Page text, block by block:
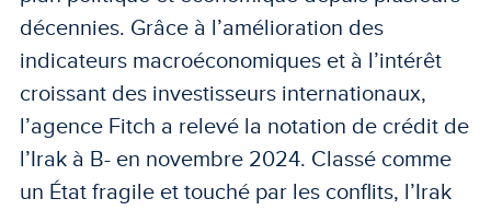
décennies. Grâce à l’amélioration des
indicateurs macroéconomiques et à l’intérêt
croissant des investisseurs internationaux,
l’agence Fitch a relevé la notation de crédit de
l’Irak à B- en novembre 2024. Classé comme
un État fragile et touché par les conflits, l’Irak